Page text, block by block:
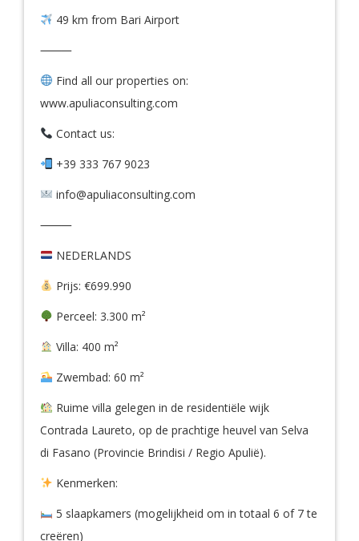
49 km from Bari Airport
⸻
Find all our properties on:
www.apuliaconsulting.com
Contact us:
+39 333 767 9023
info@apuliaconsulting.com
⸻
NEDERLANDS
Prijs: €699.990
Perceel: 3.300 m²
Villa: 400 m²
Zwembad: 60 m²
Ruime villa gelegen in de residentiële wijk
Contrada Laureto, op de prachtige heuvel van Selva
di Fasano (Provincie Brindisi / Regio Apulië).
Kenmerken:
5 slaapkamers (mogelijkheid om in totaal 6 of 7 te
creëren)